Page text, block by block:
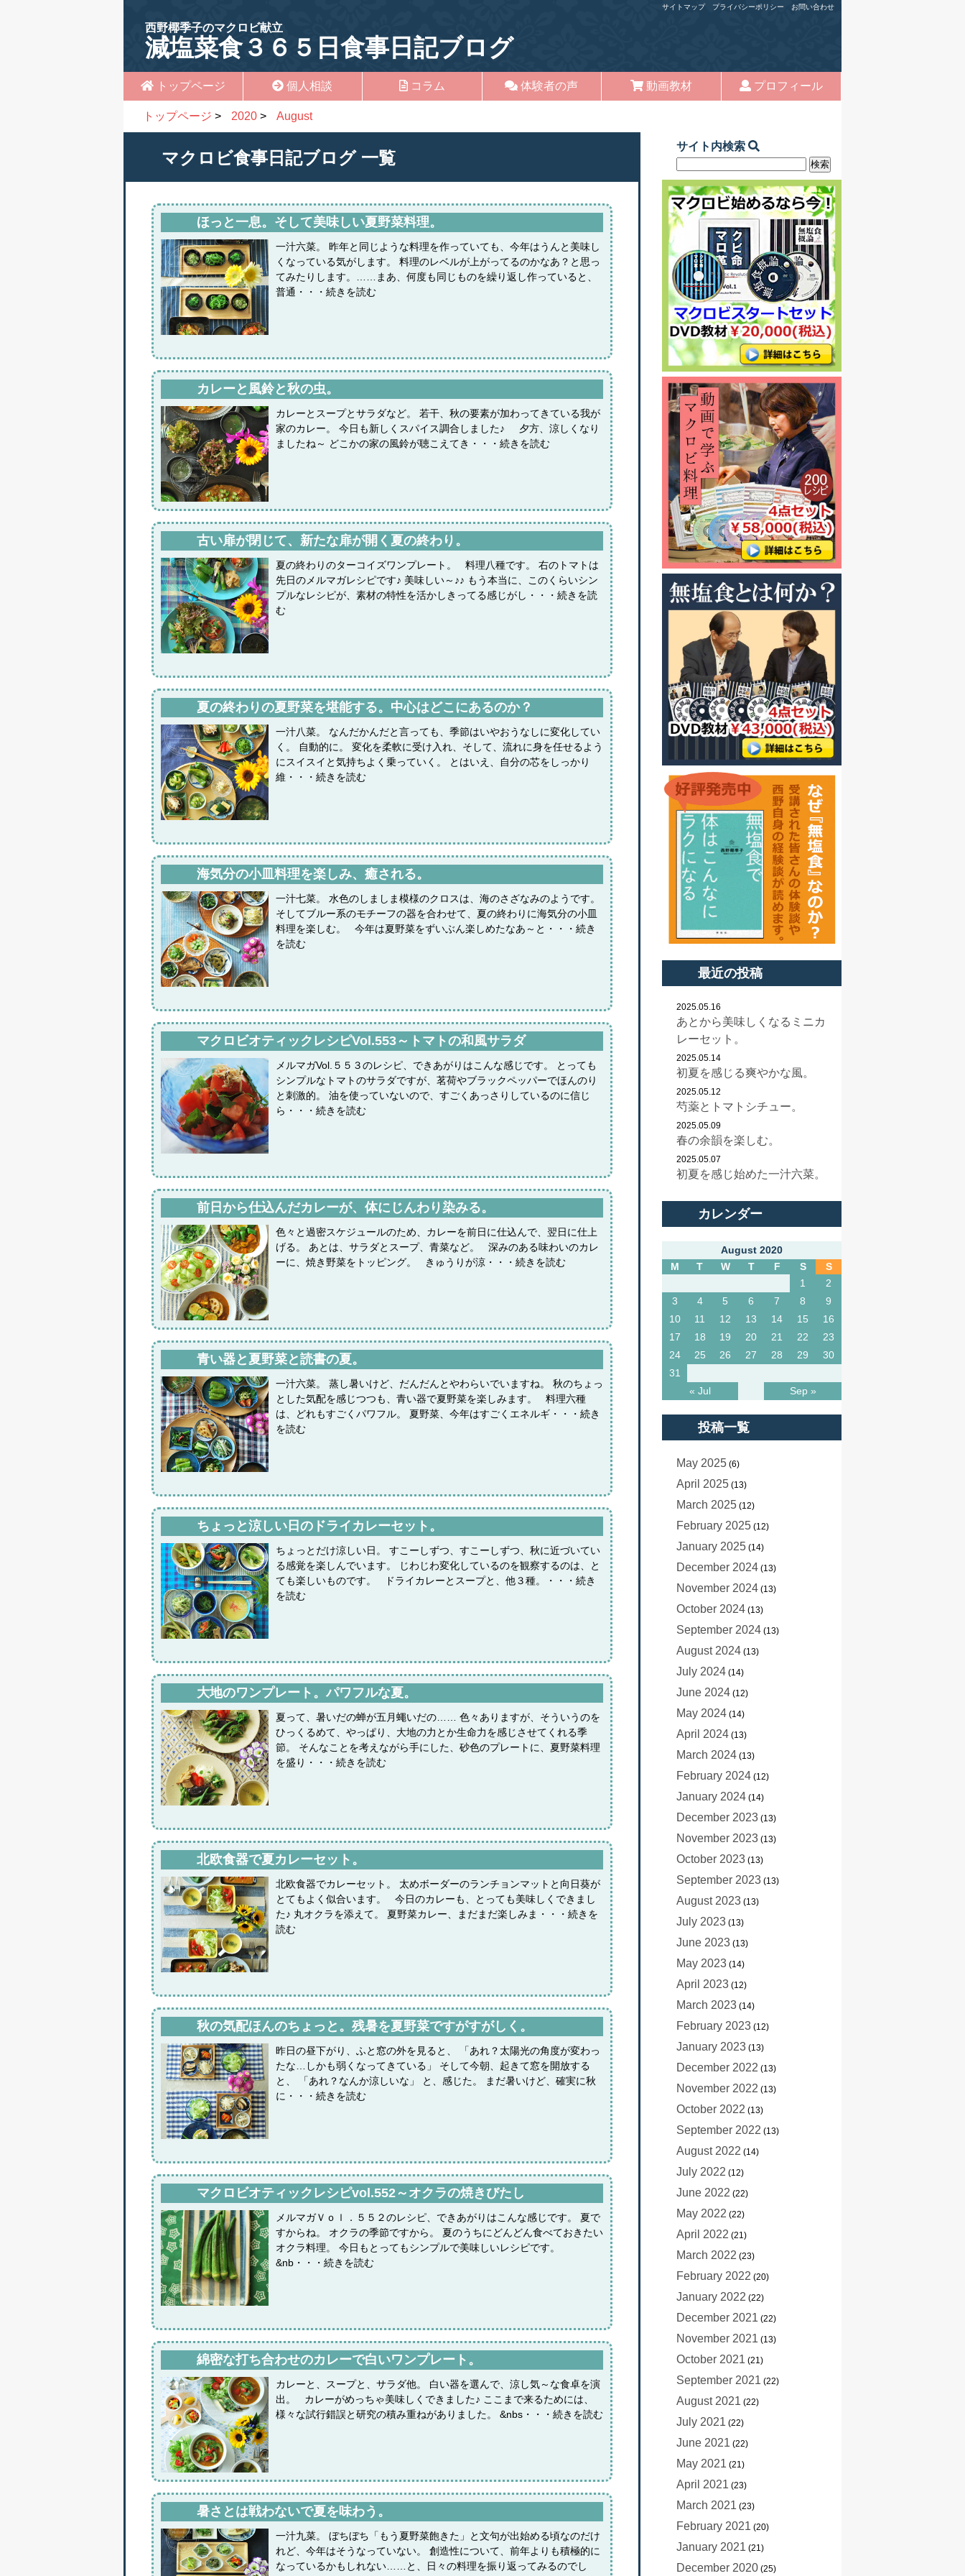
サイトマップ プライバシーポリシー お問い合わせ
西野椰季子のマクロビ献立
減塩菜食３６５日食事日記ブログ
トップページ 個人相談 コラム 体験者の声 動画教材 プロフィール
トップページ > 2020 > August
マクロビ食事日記ブログ一覧
ほっと一息。そして美味しい夏野菜料理。
一汁六菜。 昨年と同じような料理を作っていても、今年はうんと美味し
くなっている気がします。 料理のレベルが上がってるのかなあ？と思っ
てみたりします。……まあ、何度も同じものを繰り返し作っていると、
普通・・・続きを読む
カレーと風鈴と秋の虫。
カレーとスープとサラダなど。 若干、秋の要素が加わってきている我が
家のカレー。 今日も新しくスパイス調合しました♪ 夕方、涼しくなり
ましたね～ どこかの家の風鈴が聴こえてき・・・続きを読む
古い扉が閉じて、新たな扉が開く夏の終わり。
夏の終わりのターコイズワンプレート。 料理八種です。 右のトマトは
先日のメルマガレシピです♪ 美味しい～♪♪ もう本当に、このくらいシン
プルなレシピが、素材の特性を活かしきってる感じがし・・・続きを読
む
夏の終わりの夏野菜を堪能する。中心はどこにあるのか？
一汁八菜。 なんだかんだと言っても、季節はいやおうなしに変化してい
く。 自動的に。 変化を柔軟に受け入れ、そして、流れに身を任せるよう
にスイスイと気持ちよく乗っていく。 とはいえ、自分の芯をしっかり
維・・・続きを読む
海気分の小皿料理を楽しみ、癒される。
一汁七菜。 水色のしましま模様のクロスは、海のさざなみのようです。
そしてブルー系のモチーフの器を合わせて、夏の終わりに海気分の小皿
料理を楽しむ。 今年は夏野菜をずいぶん楽しめたなあ～と・・・続き
を読む
マクロビオティックレシピVol.553～トマトの和風サラダ
メルマガVol.５５３のレシピ、できあがりはこんな感じです。 とっても
シンプルなトマトのサラダですが、茗荷やブラックペッパーでほんのり
と刺激的。 油を使っていないので、すごくあっさりしているのに信じ
ら・・・続きを読む
前日から仕込んだカレーが、体にじんわり染みる。
色々と過密スケジュールのため、カレーを前日に仕込んで、翌日に仕上
げる。 あとは、サラダとスープ、青菜など。 深みのある味わいのカレ
ーに、焼き野菜をトッピング。 きゅうりが涼・・・続きを読む
青い器と夏野菜と読書の夏。
一汁六菜。 蒸し暑いけど、だんだんとやわらいでいますね。 秋のちょっ
とした気配を感じつつも、青い器で夏野菜を楽しみます。 料理六種
は、どれもすごくパワフル。 夏野菜、今年はすごくエネルギ・・・続き
を読む
ちょっと涼しい日のドライカレーセット。
ちょっとだけ涼しい日。 すこーしずつ、すこーしずつ、秋に近づいてい
る感覚を楽しんでいます。 じわじわ変化しているのを観察するのは、と
ても楽しいものです。 ドライカレーとスープと、他３種。・・・続き
を読む
大地のワンプレート。パワフルな夏。
夏って、暑いだの蝉が五月蠅いだの…… 色々ありますが、そういうのを
ひっくるめて、やっぱり、大地の力とか生命力を感じさせてくれる季
節。 そんなことを考えながら手にした、砂色のプレートに、夏野菜料理
を盛り・・・続きを読む
北欧食器で夏カレーセット。
北欧食器でカレーセット。 太めボーダーのランチョンマットと向日葵が
とてもよく似合います。 今日のカレーも、とっても美味しくできまし
た♪ 丸オクラを添えて。 夏野菜カレー、まだまだ楽しみま・・・続きを
読む
秋の気配ほんのちょっと。残暑を夏野菜ですがすがしく。
昨日の昼下がり、ふと窓の外を見ると、 「あれ？太陽光の角度が変わっ
たな…しかも弱くなってきている」 そして今朝、起きて窓を開放する
と、 「あれ？なんか涼しいな」 と、感じた。 まだ暑いけど、確実に秋
に・・・続きを読む
マクロビオティックレシピvol.552～オクラの焼きびたし
メルマガＶｏｌ．５５２のレシピ、できあがりはこんな感じです。 夏で
すからね。 オクラの季節ですから。 夏のうちにどんどん食べておきたい
オクラ料理。 今日もとってもシンプルで美味しいレシピです。
&nb・・・続きを読む
綿密な打ち合わせのカレーで白いワンプレート。
カレーと、スープと、サラダ他。 白い器を選んで、涼し気～な食卓を演
出。 カレーがめっちゃ美味しくできました♪ ここまで来るためには、
様々な試行錯誤と研究の積み重ねがありました。 &nbs・・・続きを読む
暑さとは戦わないで夏を味わう。
一汁九菜。 ぼちぼち「もう夏野菜飽きた」と文句が出始める頃なのだけ
れど、今年はそうなっていない。 創造性について、前年よりも積極的に
なっているかもしれない……と、日々の料理を振り返ってみるのでし
サイト内検索
最近の投稿
2025.05.16
あとから美味しくなるミニカ
レーセット。
2025.05.14
初夏を感じる爽やかな風。
2025.05.12
芍薬とトマトシチュー。
2025.05.09
春の余韻を楽しむ。
2025.05.07
初夏を感じ始めた一汁六菜。
カレンダー
August 2020
M
T W T F S S
« Jul Sep »
1
2
3
4 5 6 7 8
9
10
11 12 13 14 15
16
17
18 19 20 21 22
23
24
25 26 27 28 29
30
31
投稿一覧
May 2025 (6)
April 2025 (13)
March 2025 (12)
February 2025 (12)
January 2025 (14)
December 2024 (13)
November 2024 (13)
October 2024 (13)
September 2024 (13)
August 2024 (13)
July 2024 (14)
June 2024 (12)
May 2024 (14)
April 2024 (13)
March 2024 (13)
February 2024 (12)
January 2024 (14)
December 2023 (13)
November 2023 (13)
October 2023 (13)
September 2023 (13)
August 2023 (13)
July 2023 (13)
June 2023 (13)
May 2023 (14)
April 2023 (12)
March 2023 (14)
February 2023 (12)
January 2023 (13)
December 2022 (13)
November 2022 (13)
October 2022 (13)
September 2022 (13)
August 2022 (14)
July 2022 (12)
June 2022 (22)
May 2022 (22)
April 2022 (21)
March 2022 (23)
February 2022 (20)
January 2022 (22)
December 2021 (22)
November 2021 (13)
October 2021 (21)
September 2021 (22)
August 2021 (22)
July 2021 (22)
June 2021 (22)
May 2021 (21)
April 2021 (23)
March 2021 (23)
February 2021 (20)
January 2021 (21)
December 2020 (25)